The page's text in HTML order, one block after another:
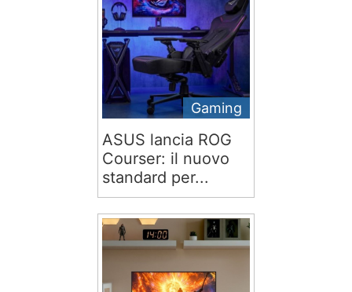
Gaming
ASUS lancia ROG
Courser: il nuovo
standard per...